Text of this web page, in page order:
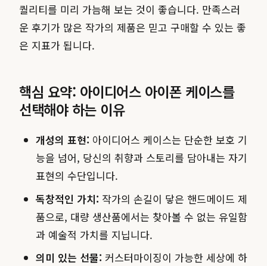
퀄리티를 미리 가늠해 보는 것이 좋습니다. 만족스러
운 후기가 많은 작가의 제품은 믿고 구매할 수 있는 좋
은 지표가 됩니다.
핵심 요약: 아이디어스 아이폰 케이스를
선택해야 하는 이유
개성의 표현: 아이디어스 케이스는 단순한 보호 기
능을 넘어, 당신의 취향과 스토리를 담아내는 자기
표현의 수단입니다.
독창적인 가치: 작가의 손길이 닿은 핸드메이드 제
품으로, 대량 생산품에서는 찾아볼 수 없는 유일함
과 예술적 가치를 지닙니다.
의미 있는 선물: 커스터마이징이 가능한 세상에 하